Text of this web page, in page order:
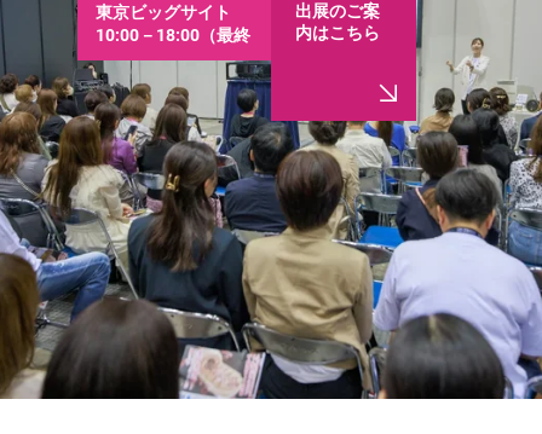
東京ビッグサイト
10:00－18:00（最終
日は16:30まで）
出展のご案
内はこちら